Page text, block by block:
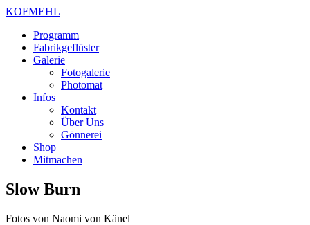
KOFMEHL
Programm
Fabrikgeflüster
Galerie
Fotogalerie
Photomat
Infos
Kontakt
Über Uns
Gönnerei
Shop
Mitmachen
Slow Burn
Fotos von Naomi von Känel